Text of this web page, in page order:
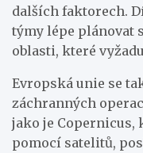
dalších faktorech.
týmy lépe plánovat
oblasti, které
Evropská unie se
záchranných
jako je Copernicus,
pomocí satelitů,